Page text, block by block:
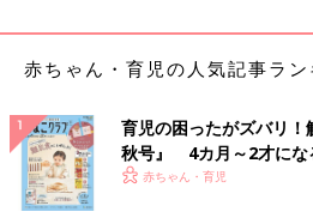
赤ちゃん・育児の人気記事ラン
育児の困ったがズバリ
秋号』 4カ月～2才にな
いっぱい！
赤ちゃん・育児